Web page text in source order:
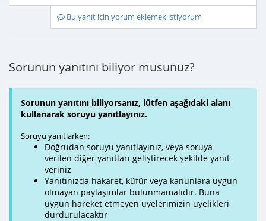
Bu yanıt için yorum eklemek istiyorum
Sorunun yanıtını biliyor musunuz?
Sorunun yanıtını biliyorsanız, lütfen aşağıdaki alanı
kullanarak soruyu yanıtlayınız.
Soruyu yanıtlarken:
Doğrudan soruyu yanıtlayınız, veya soruya
verilen diğer yanıtları geliştirecek şekilde yanıt
veriniz
Yanıtınızda hakaret, küfür veya kanunlara uygun
olmayan paylaşımlar bulunmamalıdır. Buna
uygun hareket etmeyen üyelerimizin üyelikleri
durdurulacaktır